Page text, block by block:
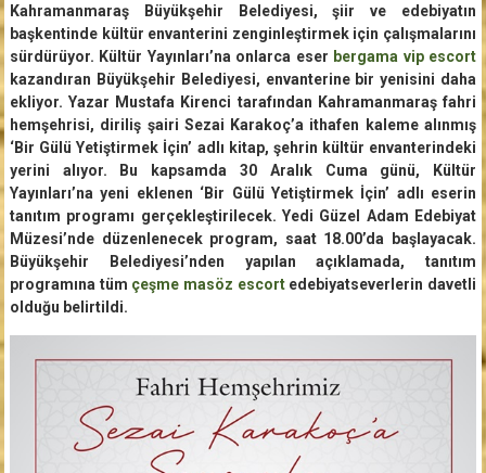
Kahramanmaraş Büyükşehir Belediyesi, şiir ve edebiyatın
başkentinde kültür envanterini zenginleştirmek için çalışmalarını
sürdürüyor. Kültür Yayınları’na onlarca eser bergama vip escort
kazandıran Büyükşehir Belediyesi, envanterine bir yenisini daha
ekliyor. Yazar Mustafa Kirenci tarafından Kahramanmaraş fahri
hemşehrisi, diriliş şairi Sezai Karakoç’a ithafen kaleme alınmış
‘Bir Gülü Yetiştirmek İçin’ adlı kitap, şehrin kültür envanterindeki
yerini alıyor. Bu kapsamda 30 Aralık Cuma günü, Kültür
Yayınları’na yeni eklenen ‘Bir Gülü Yetiştirmek İçin’ adlı eserin
tanıtım programı gerçekleştirilecek. Yedi Güzel Adam Edebiyat
Müzesi’nde düzenlenecek program, saat 18.00’da başlayacak.
Büyükşehir Belediyesi’nden yapılan açıklamada, tanıtım
programına tüm çeşme masöz escortedebiyatseverlerin davetli
olduğu belirtildi.